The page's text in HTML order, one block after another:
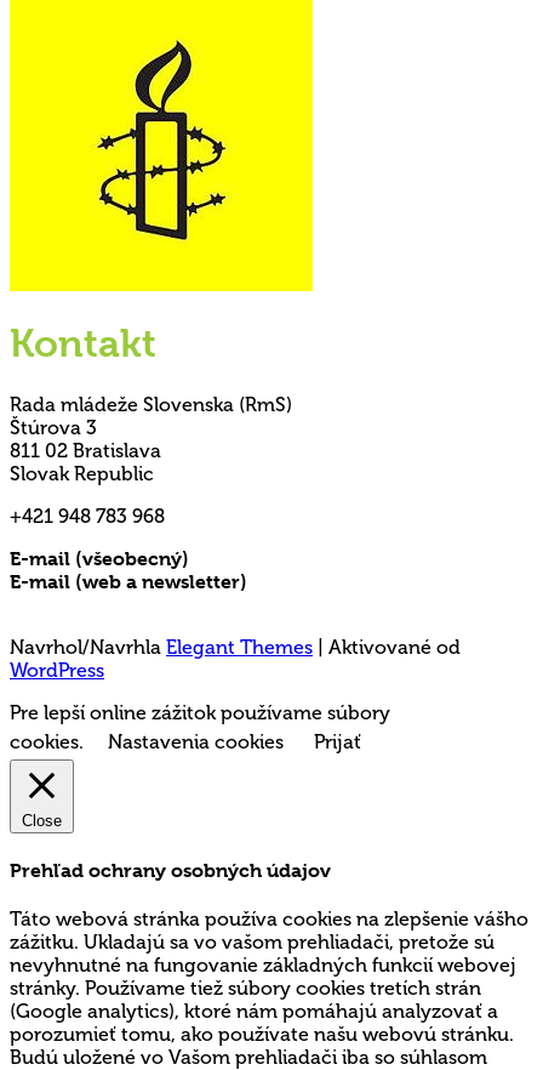
Kontakt
Rada mládeže Slovenska (RmS)
Štúrova 3
811 02 Bratislava
Slovak Republic
+421 948 783 968
E-mail (všeobecný)
E-mail (web a newsletter)
Navrhol/Navrhla Elegant Themes | Aktivované od
WordPress
Pre lepší online zážitok používame súbory
cookies.
Nastavenia cookies Prijať
Close
Prehľad ochrany osobných údajov
Táto webová stránka používa cookies na zlepšenie vášho
zážitku. Ukladajú sa vo vašom prehliadači, pretože sú
nevyhnutné na fungovanie základných funkcií webovej
stránky. Používame tiež súbory cookies tretích strán
(Google analytics), ktoré nám pomáhajú analyzovať a
porozumieť tomu, ako používate našu webovú stránku.
Budú uložené vo Vašom prehliadači iba so súhlasom